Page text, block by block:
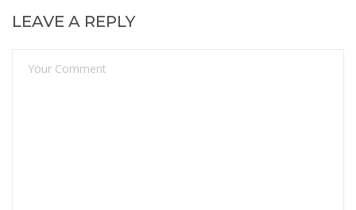
LEAVE A REPLY